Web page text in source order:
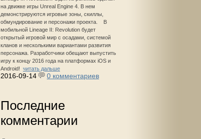
на движке игры Unreal Engine 4. В нем
демонстрируются игровые зоны, скиллы,
обмундирование и персонажи проекта. В
мобильной Lineage II: Revolution будет
открытый игровой мир с осадами, системой
кланов и несколькими вариантами развития
персонажа. Разработчики обещают выпустить
игру к концу 2016 года на платформах iOS и
Android! читать дальше
2016-09-14 0 комментариев
Последние
комментарии